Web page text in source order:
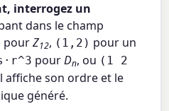
interrogez un
dans le champ
pourZ12, (1,2) pour un
pourDn, ou (1 2
affiche son ordre et le
généré.